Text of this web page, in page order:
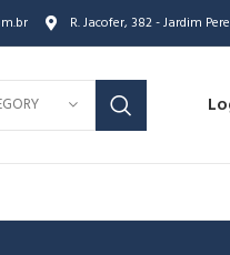
R. Jacofer, 382 - Jardim